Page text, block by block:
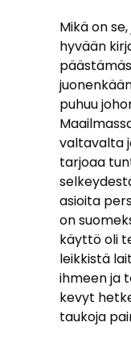
Mikä on
hyvään
puhuu
valtavalta
tarjoaa
asioita
on
käyttö oli
leikkistä
ihmeen ja
kevyt
taukoja